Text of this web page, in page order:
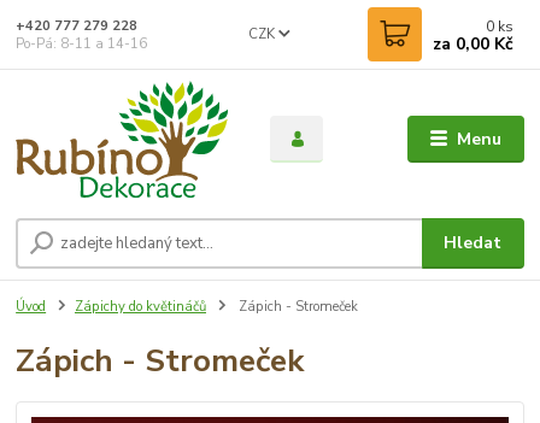
Menu
CZK
Hledat
+420 777 279 228
Po-Pá: 8-11 a 14-16
0 ks
za 0,00 Kč
Úvod Zápichy do květináčů Zápich - Stromeček
Zápich - Stromeček